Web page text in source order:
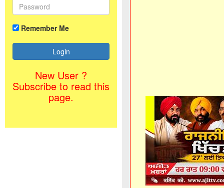
Remember Me
New User ?
Subscribe to read this
page.